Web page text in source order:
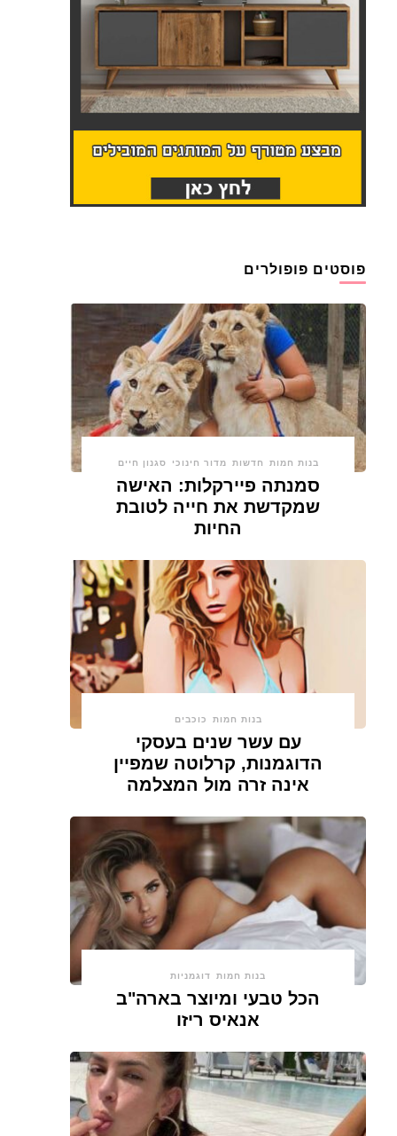
פוסטים פופולרים
בנות חמות חדשות מדור חינוכי סגנון חיים
סמנתה פיירקלות: האישה
שמקדשת את חייה לטובת
החיות
בנות חמות כוכבים
עם עשר שנים בעסקי
הדוגמנות, קרלוטה שמפיין
אינה זרה מול המצלמה
בנות חמות דוגמניות
הכל טבעי ומיוצר בארה"ב
אנאיס ריזו